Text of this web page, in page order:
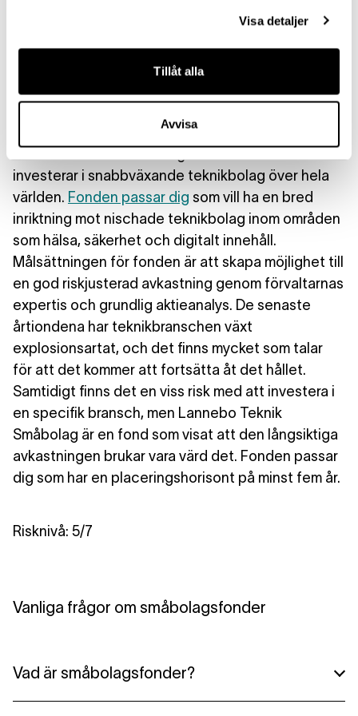
Visa detaljer
Tillåt alla
Avvisa
Risknivå: 5/7
Lannebo Teknik Småbolag
investerar i snabbväxande teknikbolag över hela
världen. Fonden passar dig som vill ha en bred
inriktning mot nischade teknikbolag inom områden
som hälsa, säkerhet och digitalt innehåll.
Målsättningen för fonden är att skapa möjlighet till
en god riskjusterad avkastning genom förvaltarnas
expertis och grundlig aktieanalys. De senaste
årtiondena har teknikbranschen växt
explosionsartat, och det finns mycket som talar
för att det kommer att fortsätta åt det hållet.
Samtidigt finns det en viss risk med att investera i
en specifik bransch, men Lannebo Teknik
Småbolag är en fond som visat att den långsiktiga
avkastningen brukar vara värd det. Fonden passar
dig som har en placeringshorisont på minst fem år.
Risknivå: 5/7
Vanliga frågor om småbolagsfonder
Vad är småbolagsfonder?